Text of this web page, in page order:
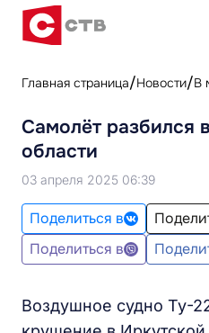
Главная страница Новости В
Самолёт разбился
области
03 апреля 2025 06:39
Поделиться в
Поделиться в
Воздушное судно Ту-